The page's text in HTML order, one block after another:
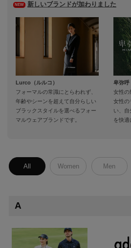
NEW 新しいブランドが加わりました
Lurco（ルルコ）
フォーマルの常識にとらわれず、
年齢やシーンを超えて自分らしい
ブラックスタイルを選べるフォー
マルウェアブランドです。
卑弥呼
女性の
女性の
い、自
を快適
All Women Men
A